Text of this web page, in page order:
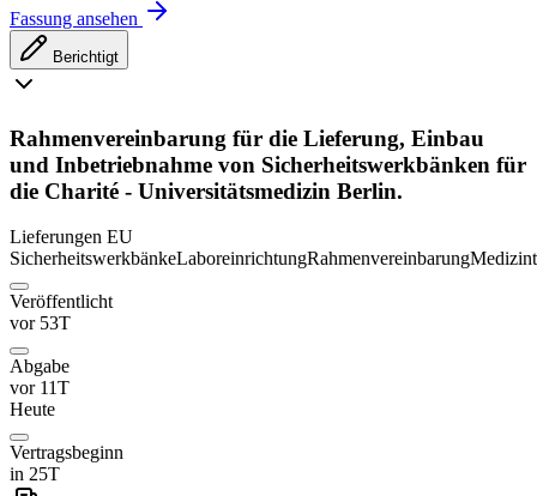
Fassung ansehen
Berichtigt
Rahmenvereinbarung für die Lieferung, Einbau
und Inbetriebnahme von Sicherheitswerkbänken für
die Charité - Universitätsmedizin Berlin.
Lieferungen EU
SicherheitswerkbänkeLaboreinrichtungRahmenvereinbarung
Veröffentlicht
vor 53T
Abgabe
vor 11T
Heute
Vertragsbeginn
in 25T